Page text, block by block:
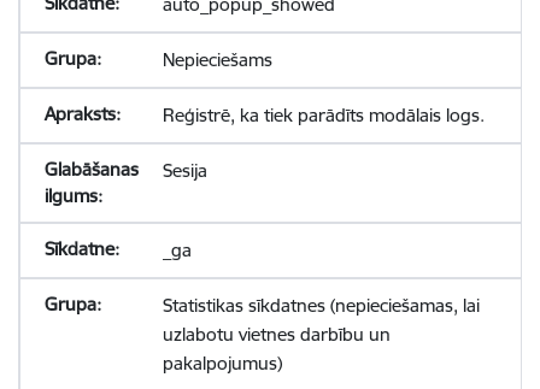
Nepieciešams
Reģistrē, ka tiek parādīts modālais logs.
Sesija
_ga
Statistikas sīkdatnes (nepieciešamas, lai
uzlabotu vietnes darbību un
pakalpojumus)